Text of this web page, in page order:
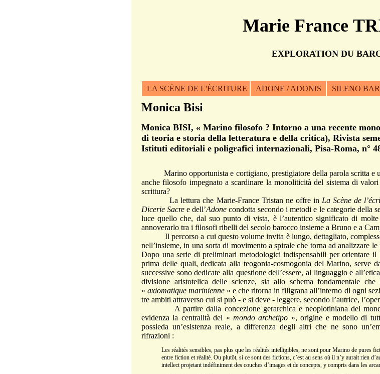
Marie France
EXPLORATION DU
LA SCÈNE DE L'ÉCRITURE ADONE / ADONIS SILENO
Monica Bisi
Monica BISI, « Marino filosofo ? Intorno a una recente
di teoria e storia della letteratura e della critica), Rivista
Istituti editoriali e poligrafici internazionali, Pisa-Roma, n°
Marino opportunista e cortigiano, prestigiatore della parola scritta e
anche filosofo impegnato a scardinare la monoliticità del sistema di
scrittura?
La lettura che Marie-France Tristan ne offre in La Scène de
Dicerie Sacre e dell’Adone condotta secondo i metodi e le categorie della
luce quello che, dal suo punto di vista, è l’autentico significato di
annoverarlo tra i filosofi ribelli del secolo barocco insieme a Bruno e a
Il percorso a cui questo volume invita è lungo, dettagliato,
nell’insieme, in una sorta di movimento a spirale che torna ad analizzare
Dopo una serie di preliminari metodologici indispensabili per orientare
prima delle quali, dedicata alla teogonia-cosmogonia del Marino, serve
successive sono dedicate alla questione dell’essere, al linguaggio e
divisione aristotelica delle scienze, sia allo schema fondamentale
«axiomatique marinienne » e che ritorna in filigrana all’interno di ogni
tre ambiti attraverso cui si può - e si deve - leggere, secondo l’autrice,
A partire dalla concezione gerarchica e neoplotiniana del
evidenza la centralità del « mondo archetipo », origine e modello di
possieda un’esistenza reale, a differenza degli altri che ne sono
rifrazioni :
Les réalités sensibles, pas plus que les réalités intelligibles, ne sont pour Marino de pures
entre fiction et réalité. Ou plutôt, si ce sont des fictions, c’est au sens où il n’y aurait rien
intellect projetant indéfiniment des couches d’images et de concepts, y compris dans les